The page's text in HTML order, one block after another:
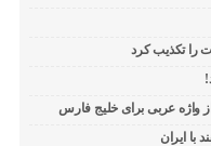
را تکذیب کرد
واژه عربی برای خلیج فارس
ایران